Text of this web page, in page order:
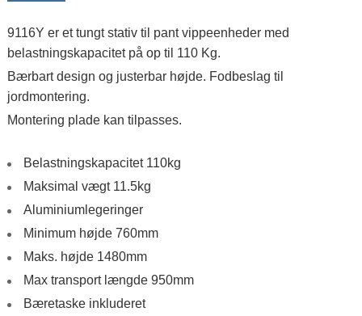
9116Y er et tungt stativ til pant vippeenheder med
belastningskapacitet på op til 110 Kg.
Bærbart design og justerbar højde. Fodbeslag til
jordmontering.
Montering plade kan tilpasses.
Belastningskapacitet 110kg
Maksimal vægt 11.5kg
Aluminiumlegeringer
Minimum højde 760mm
Maks. højde 1480mm
Max transport længde 950mm
Bæretaske inkluderet